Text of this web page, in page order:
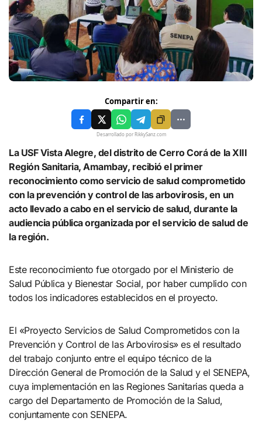
Compartir en:
Desarrollado por RikkySanz.com
La USF Vista Alegre, del distrito de Cerro Corá de la XIII
Región Sanitaria, Amambay, recibió el primer
reconocimiento como servicio de salud comprometido
con la prevención y control de las arbovirosis, en un
acto llevado a cabo en el servicio de salud, durante la
audiencia pública organizada por el servicio de salud de
la región.
Este reconocimiento fue otorgado por el Ministerio de
Salud Pública y Bienestar Social, por haber cumplido con
todos los indicadores establecidos en el proyecto.
El «Proyecto Servicios de Salud Comprometidos con la
Prevención y Control de las Arbovirosis» es el resultado
del trabajo conjunto entre el equipo técnico de la
Dirección General de Promoción de la Salud y el SENEPA,
cuya implementación en las Regiones Sanitarias queda a
cargo del Departamento de Promoción de la Salud,
conjuntamente con SENEPA.